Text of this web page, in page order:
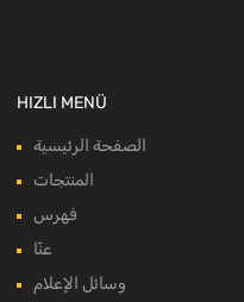
HIZLI MENÜ
الصفحة الرئيسية
المنتجات
فهرس
عنّا
وسائل الإعلام